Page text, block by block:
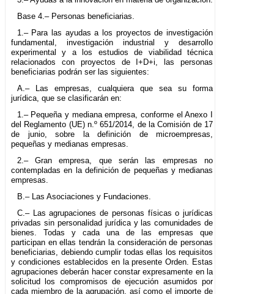
Base 4.– Personas beneficiarias.
1.– Para las ayudas a los proyectos de investigación
fundamental, investigación industrial y desarrollo
experimental y a los estudios de viabilidad técnica
relacionados con proyectos de I+D+i, las personas
beneficiarias podrán ser las siguientes:
A.– Las empresas, cualquiera que sea su forma
jurídica, que se clasificarán en:
1.– Pequeña y mediana empresa, conforme el Anexo I
del Reglamento (UE) n.º 651/2014, de la Comisión de 17
de junio, sobre la definición de microempresas,
pequeñas y medianas empresas.
2.– Gran empresa, que serán las empresas no
contempladas en la definición de pequeñas y medianas
empresas.
B.– Las Asociaciones y Fundaciones.
C.– Las agrupaciones de personas físicas o jurídicas
privadas sin personalidad jurídica y las comunidades de
bienes. Todas y cada una de las empresas que
participan en ellas tendrán la consideración de personas
beneficiarias, debiendo cumplir todas ellas los requisitos
y condiciones establecidos en la presente Orden. Estas
agrupaciones deberán hacer constar expresamente en la
solicitud los compromisos de ejecución asumidos por
cada miembro de la agrupación, así como el importe de